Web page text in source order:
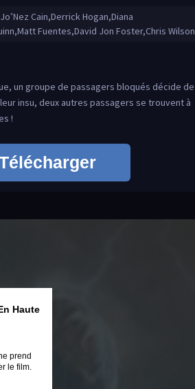
Cain,Derrick Hogan,Diana
Fuentes,David Jon Foster,Chris Wilson
un groupe de passagers bloqués décide de
insu, deux autres passagers se trouvent à
!
Haute
prend
le film.